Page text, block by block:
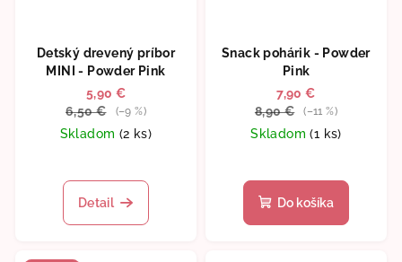
Detský drevený príbor
MINI - Powder Pink
5,90 €
6,50 €
(–9 %)
Skladom (2 ks)
Detail
Snack pohárik - Powder
Pink
7,90 €
8,90 €
(–11 %)
Skladom(1 ks)
Do košíka